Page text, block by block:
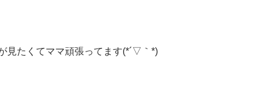
見たくてママ頑張ってます(*´▽｀*)